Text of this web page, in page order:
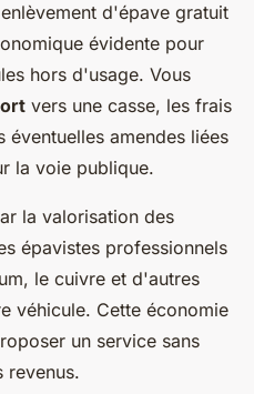
d'épave gratuit
évidente pour
hors d'usage. Vous
vers une casse, les frais
amendes liées
la voie publique.
la valorisation des
épavistes professionnels
le cuivre et d'autres
véhicule. Cette économie
un service sans
revenus.